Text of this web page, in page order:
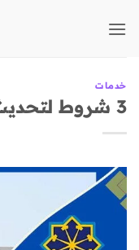
للمحتوى
خدمات
3 شروط لتحديث صورة فرد كويتي